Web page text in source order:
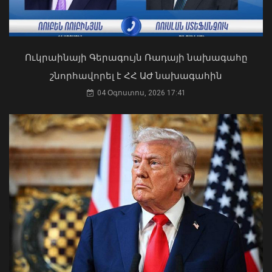
Պարոն Ղազինյանի հայտարարագիրը
տեսե՞լ եք, եթե ինձ տաք, խոստանում
եմ՝ 5 տարի ոչ մի բան չեմ ստանա.
Սիսակ Գաբրիելյան
10 Օգոստոս, 2026 11:05
Դուք 5 տարի ինձնից փախած եք ման
եկել. Կոնջորյանը՝ «Հայաստան»
04 Օգոստոս, 2026 15:53
Ուկրաինայի Գերագույն Ռադայի նախագահը
շնորհավորել է ՀՀ ԱԺ նախագահին
04 Օգոստոս, 2026 17:41